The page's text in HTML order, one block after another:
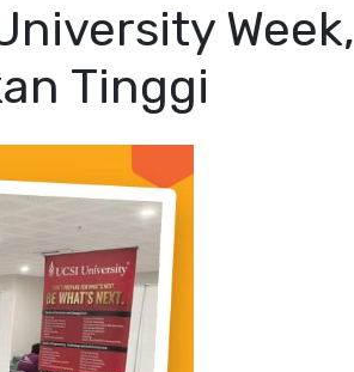
Week,
Tinggi